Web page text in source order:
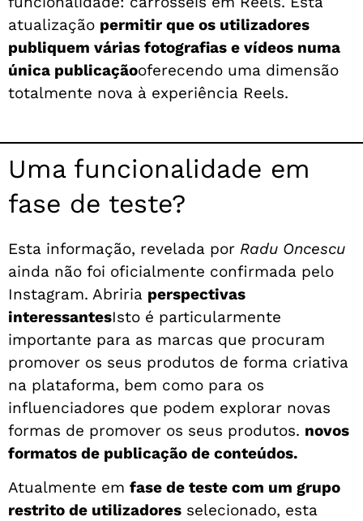
atualização permitir que os utilizadores
publiquem várias fotografias e vídeos numa
única publicaçãooferecendo uma dimensão
totalmente nova à experiência Reels.
Uma funcionalidade em
fase de teste?
Esta informação, revelada por Radu Oncescu
ainda não foi oficialmente confirmada pelo
Instagram. Abriria perspectivas
interessantesIsto é particularmente
importante para as marcas que procuram
promover os seus produtos de forma criativa
na plataforma, bem como para os
influenciadores que podem explorar novas
formas de promover os seus produtos. novos
formatos de publicação de conteúdos.
Atualmente em fase de teste com um grupo
restrito de utilizadores selecionado, esta